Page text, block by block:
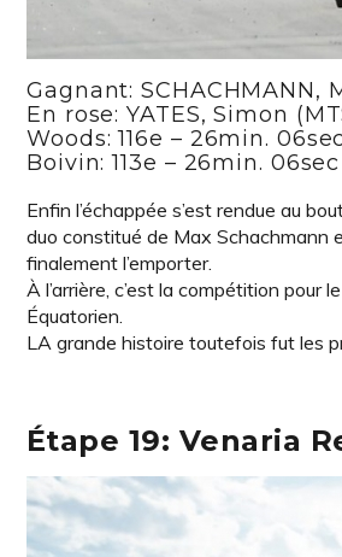
Gagnant: SCHACHMANN,
En rose: YATES, Simon
Woods: 116e – 26min.
Boivin: 113e – 26min.
Enfin l’échappée s’est rendue au
duo constitué de Max Schachmann
finalement l’emporter.
À l’arrière, c’est la compétition
Équatorien.
LA grande histoire toutefois fut les
Étape 19: Venaria